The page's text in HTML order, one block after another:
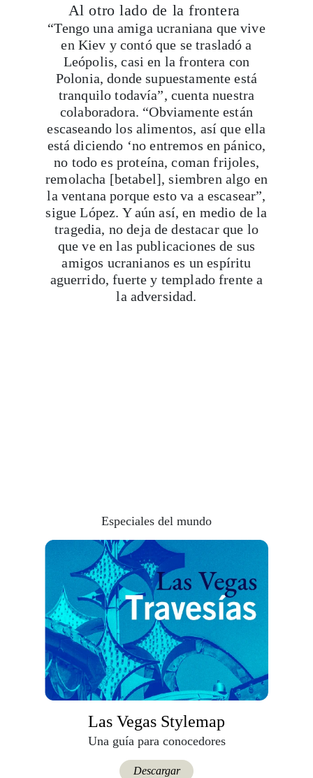
Al otro lado de la frontera
“Tengo una amiga ucraniana que vive
en Kiev y contó que se trasladó a
Leópolis, casi en la frontera con
Polonia, donde supuestamente está
tranquilo todavía”, cuenta nuestra
colaboradora. “Obviamente están
escaseando los alimentos, así que ella
está diciendo ‘no entremos en pánico,
no todo es proteína, coman frijoles,
remolacha [betabel], siembren algo en
la ventana porque esto va a escasear”,
sigue López. Y aún así, en medio de la
tragedia, no deja de destacar que lo
que ve en las publicaciones de sus
amigos ucranianos es un espíritu
aguerrido, fuerte y templado frente a
la adversidad.
Especiales del mundo
Las Vegas Stylemap
Una guía para conocedores
Descargar